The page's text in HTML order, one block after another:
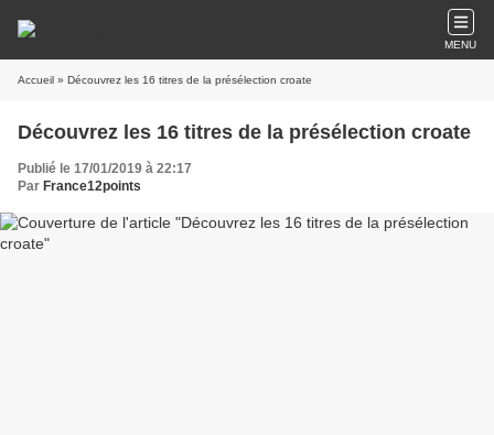
MENU
Accueil » Découvrez les 16 titres de la présélection croate
Découvrez les 16 titres de la présélection croate
Publié le 17/01/2019 à 22:17
Par France12points